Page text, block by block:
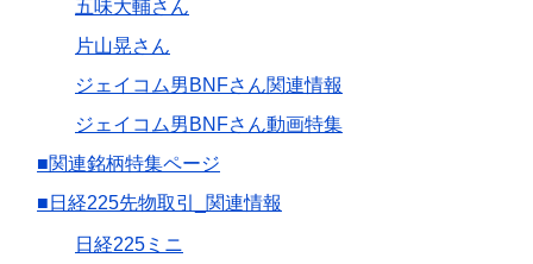
五味大輔さん
片山晃さん
ジェイコム男BNFさん関連情報
ジェイコム男BNFさん動画特集
■関連銘柄特集ページ
■日経225先物取引_関連情報
日経225ミニ